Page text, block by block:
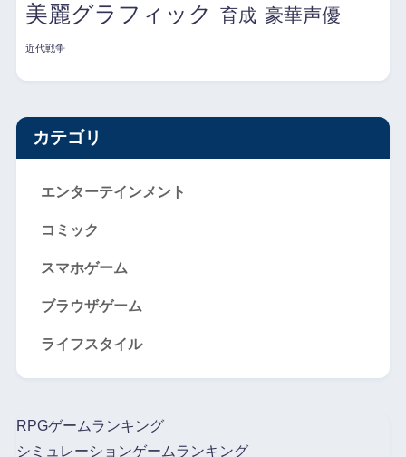
美麗グラフィック 育成 豪華声優
近代戦争
カテゴリ
エンターテインメント
コミック
スマホゲーム
ブラウザゲーム
ライフスタイル
RPGゲームランキング
シミュレーションゲームランキング